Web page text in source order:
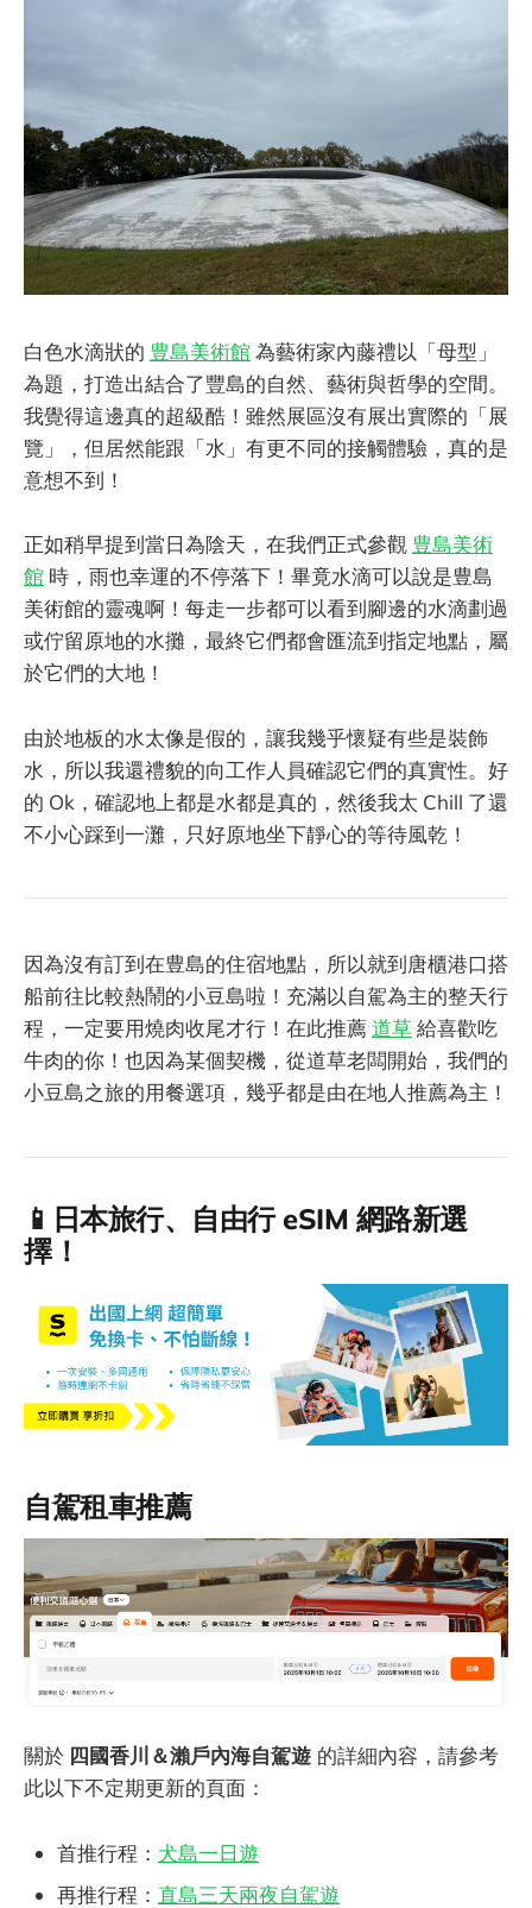
白色水滴狀的 豊島美術館為藝術家內藤禮以「母型」
為題，打造出結合了豐島的自然、藝術與哲學的空間。
我覺得這邊真的超級酷！雖然展區沒有展出實際的「展
覽」，但居然能跟「水」有更不同的接觸體驗，真的是
意想不到！
正如稍早提到當日為陰天，在我們正式參觀 豊島美術
館 時，雨也幸運的不停落下！畢竟水滴可以說是豊島
美術館的靈魂啊！每走一步都可以看到腳邊的水滴劃過
或佇留原地的水攤，最終它們都會匯流到指定地點，屬
於它們的大地！
由於地板的水太像是假的，讓我幾乎懷疑有些是裝飾
水，所以我還禮貌的向工作人員確認它們的真實性。好
的 Ok，確認地上都是水都是真的，然後我太 Chill 了還
不小心踩到一灘，只好原地坐下靜心的等待風乾！
因為沒有訂到在豊島的住宿地點，所以就到唐櫃港口搭
船前往比較熱鬧的小豆島啦！充滿以自駕為主的整天行
程，一定要用燒肉收尾才行！在此推薦道草給喜歡吃
牛肉的你！也因為某個契機，從道草老闆開始，我們的
小豆島之旅的用餐選項，幾乎都是由在地人推薦為主！
📱日本旅行、自由行 eSIM 網路新選
擇！
自駕租車推薦
關於 四國香川＆瀨戶內海自駕遊 的詳細內容，請參考
此以下不定期更新的頁面：
首推行程： 犬島一日遊
再推行程： 直島三天兩夜自駕遊